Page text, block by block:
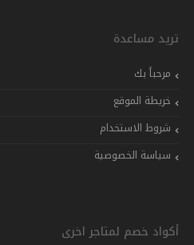
تريد مساعدة
مرحباً بك
خريطة الموقع
شروط الاستخدام
سياسة الخصوصية
أكواد خصم لمتاجر اخرى